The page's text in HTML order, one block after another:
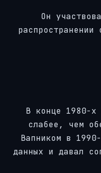
Он
В конце 1980-х
слабее, чем
Вапником в
данных и давал